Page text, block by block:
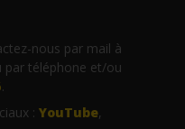
nous par mail à
par téléphone et/ou
.
: YouTube,